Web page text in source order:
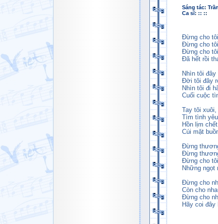
Sáng tác:
Ca sĩ: :: ::
Đừng cho
Đừng cho
Đừng cho
Đã hết rồi
Nhìn tôi
Đời tôi đây
Nhìn tôi đi
Cuối cuộc
Tay tôi
Tìm tình
Hồn lịm
Cúi mặt
Đừng
Đừng
Đừng cho
Những ngọt
Đừng cho
Còn cho
Đừng cho
Hãy coi